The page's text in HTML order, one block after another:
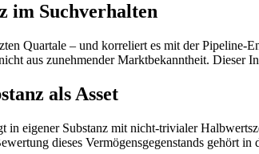
im Suchverhalten
Quartale – und korreliert es mit der
aus zunehmender Marktbekanntheit.
als Asset
in eigener Substanz mit nicht-trivialer
dieses Vermögensgegenstands